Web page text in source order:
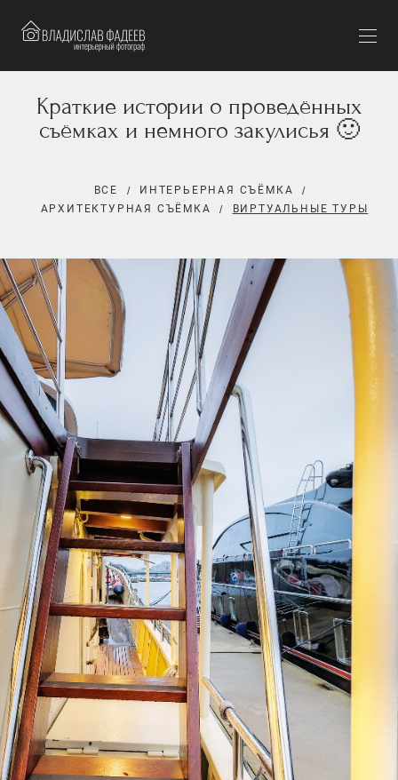
Краткие истории о проведённых
съёмках и немного закулисья 🙂
ВСЕ
ИНТЕРЬЕРНАЯ СЪЁМКА
АРХИТЕКТУРНАЯ СЪЁМКА
ВИРТУАЛЬНЫЕ ТУРЫ